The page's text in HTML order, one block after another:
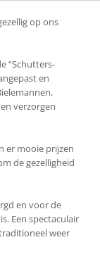
op ons
“Schutters-
en
verzorgen
er mooie prijzen
de gezelligheid
en voor de
Een spectaculair
weer